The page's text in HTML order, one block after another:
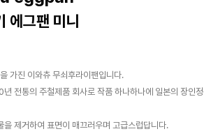
에그팬 미니
가진 이와츄 무쇠후라이팬입니다.
전통의 주철제품 회사로 작품 하나하나에 일본의 장인
제거하여 표면이 매끄러우며 고급스럽답니다.